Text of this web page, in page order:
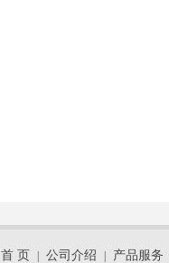
首 页 公司介绍 产品服务